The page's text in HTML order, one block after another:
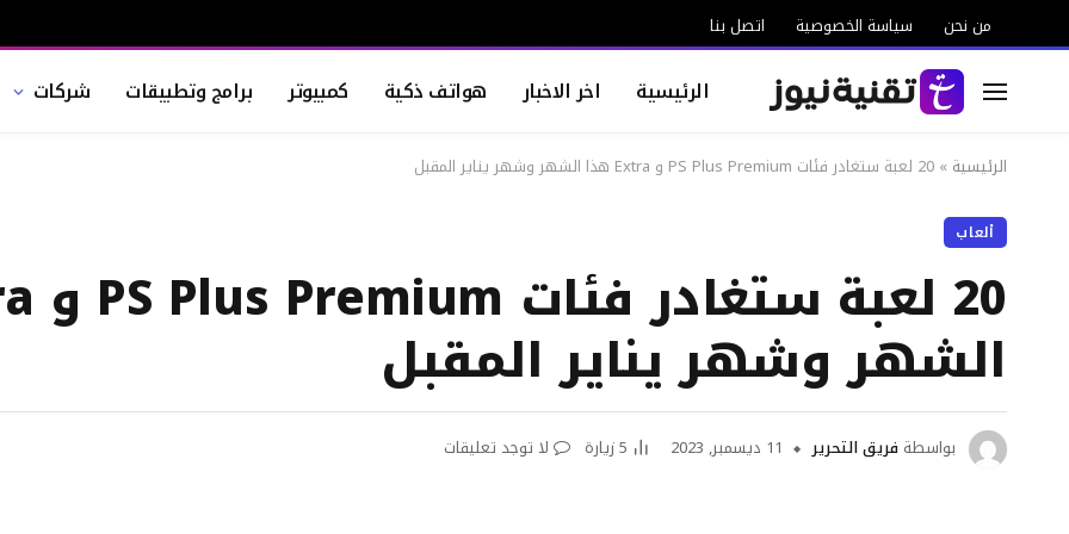
من نحن سياسة الخصوصية اتصل بنا
الرئيسية اخر الاخبار هواتف ذكية كمبيوتر برامج وتطبيقات شركات
الرئيسية » 20 لعبة ستغادر فئات PS Plus Premium و Extra هذا الشهر وشهر يناير المقبل
ألعاب
الشهر وشهر يناير المقبل
بواسطة فريق التحرير 11 ديسمبر, 2023 5زيارة لا توجد تعليقات